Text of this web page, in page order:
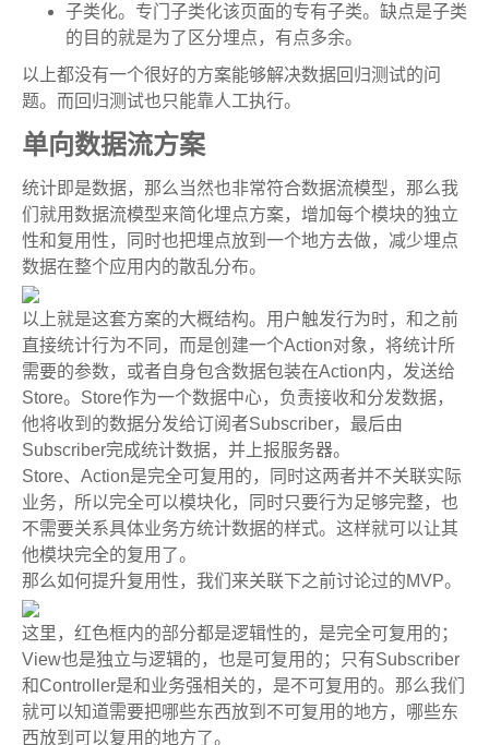
子类化。专门子类化该页面的专有子类。缺点是子类
的目的就是为了区分埋点，有点多余。
以上都没有一个很好的方案能够解决数据回归测试的问
题。而回归测试也只能靠人工执行。
单向数据流方案
统计即是数据，那么当然也非常符合数据流模型，那么我
们就用数据流模型来简化埋点方案，增加每个模块的独立
性和复用性，同时也把埋点放到一个地方去做，减少埋点
数据在整个应用内的散乱分布。
以上就是这套方案的大概结构。用户触发行为时，和之前
直接统计行为不同，而是创建一个Action对象，将统计所
需要的参数，或者自身包含数据包装在Action内，发送给
Store。Store作为一个数据中心，负责接收和分发数据，
他将收到的数据分发给订阅者Subscriber，最后由
Subscriber完成统计数据，并上报服务器。
Store、Action是完全可复用的，同时这两者并不关联实际
业务，所以完全可以模块化，同时只要行为足够完整，也
不需要关系具体业务方统计数据的样式。这样就可以让其
他模块完全的复用了。
那么如何提升复用性，我们来关联下之前讨论过的MVP。
这里，红色框内的部分都是逻辑性的，是完全可复用的；
View也是独立与逻辑的，也是可复用的；只有Subscriber
和Controller是和业务强相关的，是不可复用的。那么我们
就可以知道需要把哪些东西放到不可复用的地方，哪些东
西放到可以复用的地方了。